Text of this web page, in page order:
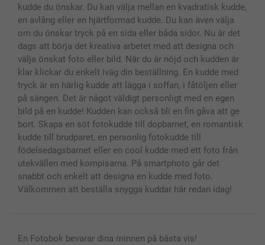
Presentkort
Alla fotoprodukter
kudde du önskar. Du kan välja mellan en kvadratisk kudde,
en avlång eller en hjärtformad kudde. Du kan även välja
om du önskar tryck på en sida eller båda sidor. Nu är det
dags att börja det kreativa arbetet med att designa och
välja önskat foto eller bild. När du är nöjd och kudden är
klar klickar du enkelt iväg din beställning. En kudde med
tryck är en härlig kudde att lägga i soffan, i fåtöljen eller
på sängen. Det är något väldigt personligt med en egen
bild på en kudde! Kudden kan också bli en fin gåva att ge
bort. Skapa en söt fotokudde till dopbarnet, en romantisk
kudde till brudparet, en personlig fotokudde till
födelsedagsbarnet eller en cool kudde med ett foto från
utekvällen med kompisarna. På smartphoto går det
snabbt och enkelt att designa en kudde med foto.
Välkommen att beställa snygga kuddar här redan idag!
En Fotobok bevarar dina minnen på bästa vis!